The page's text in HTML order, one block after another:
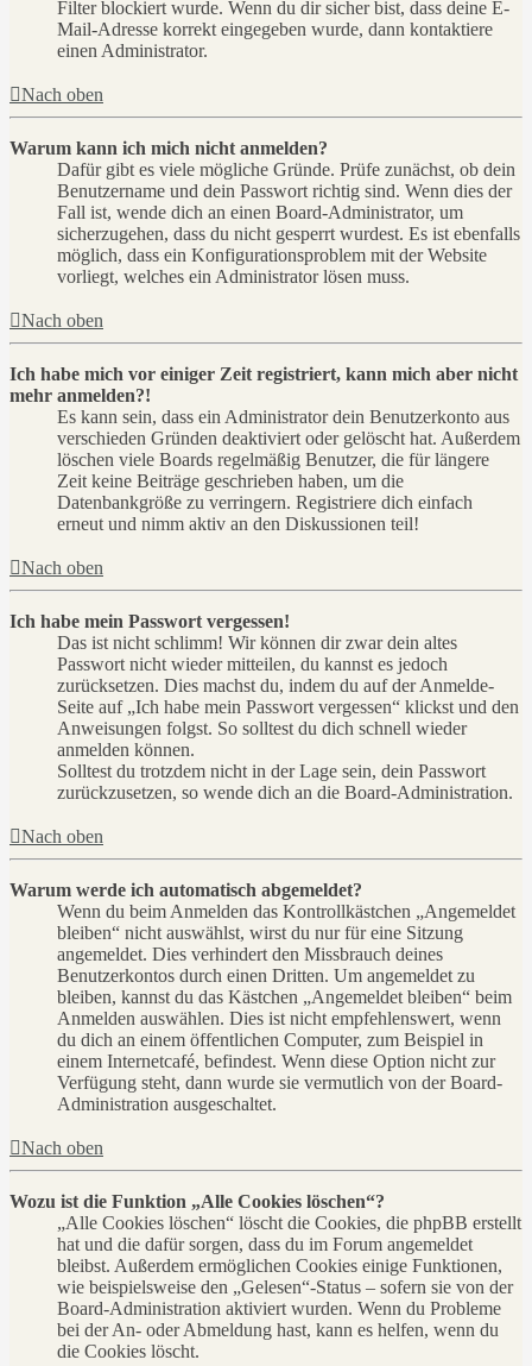
Filter blockiert wurde. Wenn du dir sicher bist, dass deine E-
Mail-Adresse korrekt eingegeben wurde, dann kontaktiere
einen Administrator.
Nach oben
Warum kann ich mich nicht anmelden?
Dafür gibt es viele mögliche Gründe. Prüfe zunächst, ob dein
Benutzername und dein Passwort richtig sind. Wenn dies der
Fall ist, wende dich an einen Board-Administrator, um
sicherzugehen, dass du nicht gesperrt wurdest. Es ist ebenfalls
möglich, dass ein Konfigurationsproblem mit der Website
vorliegt, welches ein Administrator lösen muss.
Nach oben
Ich habe mich vor einiger Zeit registriert, kann mich aber nicht
mehr anmelden?!
Es kann sein, dass ein Administrator dein Benutzerkonto aus
verschieden Gründen deaktiviert oder gelöscht hat. Außerdem
löschen viele Boards regelmäßig Benutzer, die für längere
Zeit keine Beiträge geschrieben haben, um die
Datenbankgröße zu verringern. Registriere dich einfach
erneut und nimm aktiv an den Diskussionen teil!
Nach oben
Ich habe mein Passwort vergessen!
Das ist nicht schlimm! Wir können dir zwar dein altes
Passwort nicht wieder mitteilen, du kannst es jedoch
zurücksetzen. Dies machst du, indem du auf der Anmelde-
Seite auf „Ich habe mein Passwort vergessen“ klickst und den
Anweisungen folgst. So solltest du dich schnell wieder
anmelden können.
Solltest du trotzdem nicht in der Lage sein, dein Passwort
zurückzusetzen, so wende dich an die Board-Administration.
Nach oben
Warum werde ich automatisch abgemeldet?
Wenn du beim Anmelden das Kontrollkästchen „Angemeldet
bleiben“ nicht auswählst, wirst du nur für eine Sitzung
angemeldet. Dies verhindert den Missbrauch deines
Benutzerkontos durch einen Dritten. Um angemeldet zu
bleiben, kannst du das Kästchen „Angemeldet bleiben“ beim
Anmelden auswählen. Dies ist nicht empfehlenswert, wenn
du dich an einem öffentlichen Computer, zum Beispiel in
einem Internetcafé, befindest. Wenn diese Option nicht zur
Verfügung steht, dann wurde sie vermutlich von der Board-
Administration ausgeschaltet.
Nach oben
Wozu ist die Funktion „Alle Cookies löschen“?
„Alle Cookies löschen“ löscht die Cookies, die phpBB erstellt
hat und die dafür sorgen, dass du im Forum angemeldet
bleibst. Außerdem ermöglichen Cookies einige Funktionen,
wie beispielsweise den „Gelesen“-Status – sofern sie von der
Board-Administration aktiviert wurden. Wenn du Probleme
bei der An- oder Abmeldung hast, kann es helfen, wenn du
die Cookies löscht.